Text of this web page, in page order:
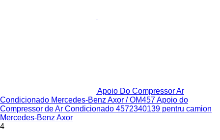
Apoio Do Compressor Ar
Condicionado Mercedes-Benz Axor / OM457 Apoio do
Compressor de Ar Condicionado 4572340139 pentru camion
Mercedes-Benz Axor
4